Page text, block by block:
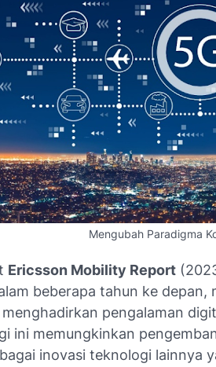
Mengubah Paradigma
Ericsson Mobility Report
beberapa tahun ke
pengalaman
ini memungkinkan
inovasi teknologi lainnya